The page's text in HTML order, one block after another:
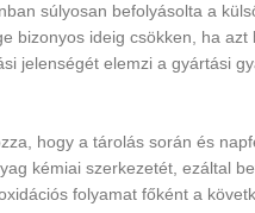
súlyosan befolyásolta a
bizonyos ideig csökken, ha azt
jelenségét elemzi a gyártási
hogy a tárolás során és
kémiai szerkezetét, ezáltal
folyamat főként a